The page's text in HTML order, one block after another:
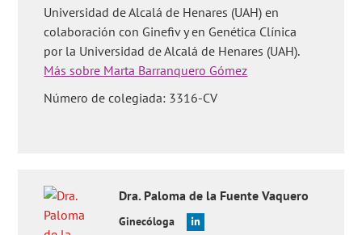
el embarazo es más probable?', '¿Qué son las glándulas anexas
del sistema reproductor femenino?','¿Es recomendable para la
fertilidad femenina tomar alimentos en conservas?' ,'¿Una
mujer se puede quedar embarazada justo después de la
pubertad?','¿Cuándo se ovula después de la regla?'
cosméticos pueden afectar a la fertilidad?'
Universidad de Alcalá de Henares (UAH) en
colaboración con Ginefiv y en Genética Clínica
por la Universidad de Alcalá de Henares (UAH).
Más sobre Marta Barranquero Gómez
Número de colegiada: 3316-CV
Dra. Paloma de la Fuente Vaquero
Ginecóloga